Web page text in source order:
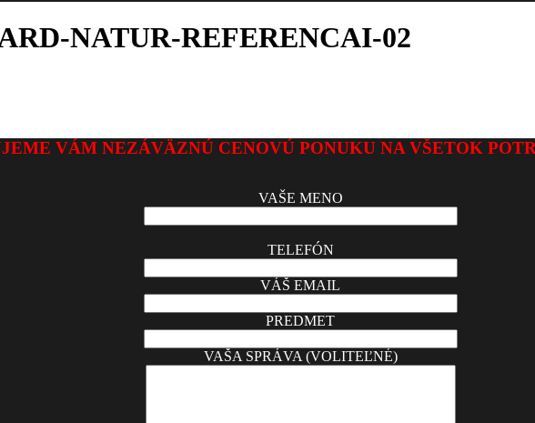
NATUR-REFERENCAI-02
VÁM NEZÁVÄZNÚ CENOVÚ PONUKU NA VŠETOK
VAŠE MENO
TELEFÓN
VÁŠ EMAIL
PREDMET
VAŠA SPRÁVA (VOLITEĽNÉ)